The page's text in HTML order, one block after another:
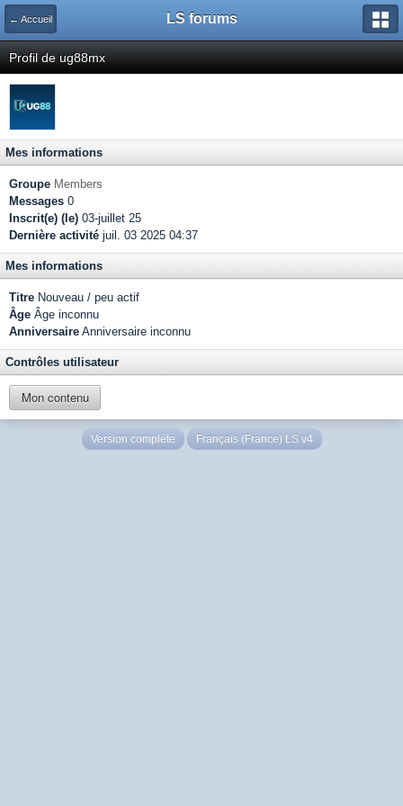
← Accueil LS forums
Profil de ug88mx
Mes informations
Groupe Members
Messages 0
Inscrit(e) (le) 03-juillet 25
Dernière activité juil. 03 2025 04:37
Mes informations
Titre Nouveau / peu actif
Âge Âge inconnu
Anniversaire Anniversaire inconnu
Contrôles utilisateur
Mon contenu
Version complète Français (France) LS v4